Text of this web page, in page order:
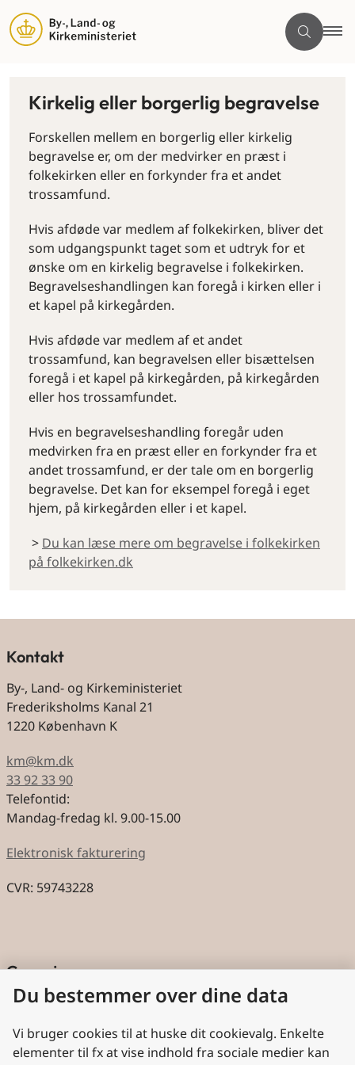
Kirkelig eller borgerlig begravelse
Forskellen mellem en borgerlig eller kirkelig
begravelse er, om der medvirker en præst i
folkekirken eller en forkynder fra et andet
trossamfund.
Hvis afdøde var medlem af folkekirken, bliver det
som udgangspunkt taget som et udtryk for et
ønske om en kirkelig begravelse i folkekirken.
Begravelseshandlingen kan foregå i kirken eller i
et kapel på kirkegården.
Hvis afdøde var medlem af et andet
trossamfund, kan begravelsen eller bisættelsen
foregå i et kapel på kirkegården, på kirkegården
eller hos trossamfundet.
Hvis en begravelseshandling foregår uden
medvirken fra en præst eller en forkynder fra et
andet trossamfund, er der tale om en borgerlig
begravelse. Det kan for eksempel foregå i eget
hjem, på kirkegården eller i et kapel.
> Du kan læse mere om begravelse i folkekirken
på folkekirken.dk
Kontakt
By-, Land- og Kirkeministeriet
Frederiksholms Kanal 21
1220 København K
km@km.dk
33 92 33 90
Telefontid:
Mandag-fredag kl. 9.00-15.00
Elektronisk fakturering
CVR: 59743228
Genveje
Cookies
Aktindsigt
Persondatabeskyttelse
Du bestemmer over dine data
Vi bruger cookies til at huske dit cookievalg. Enkelte
elementer til fx at vise indhold fra sociale medier kan